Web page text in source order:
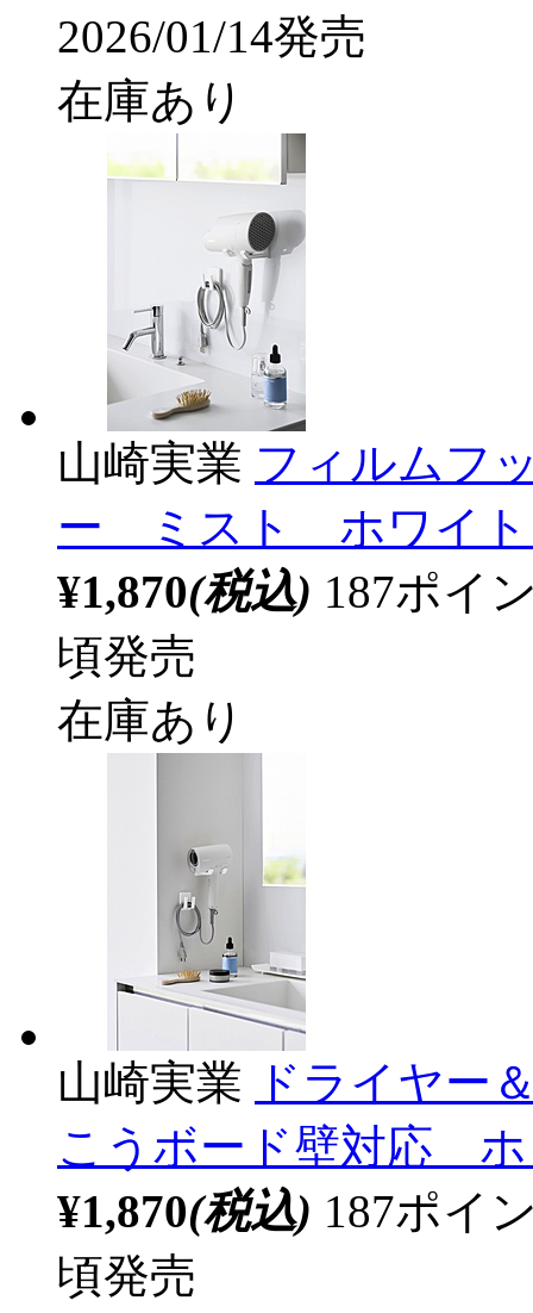
2026/01/14発売
在庫あり
山崎実業 フィルムフ
ー ミスト ホワイト
¥1,870(税込) 187ポイ
頃発売
在庫あり
山崎実業
ドライヤ
こうボード壁対応 ホ
¥1,870(税込) 187ポイ
頃発売